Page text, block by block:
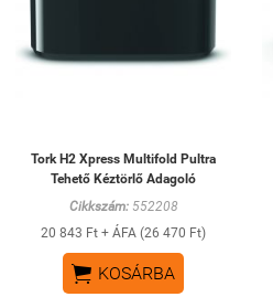
Tork H2 Xpress Multifold Pultra
Tehető Kéztörlő Adagoló
Cikkszám:552208
20 843 Ft + ÁFA (26 470 Ft)
 KOSÁRBA